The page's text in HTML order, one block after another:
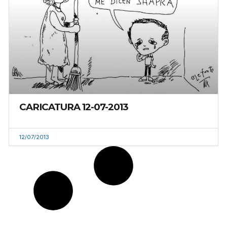
CARICATURA 12-07-2013
12/07/2013